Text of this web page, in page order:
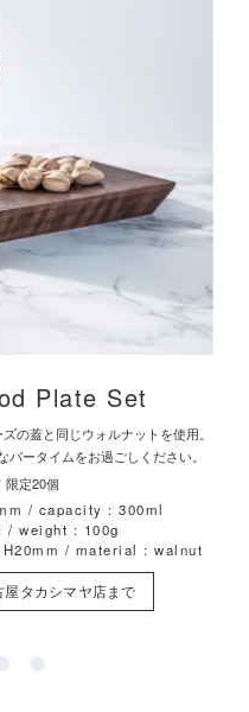
Plate Set
の蓋と同じウォルナットを使用。
ータイムをお過ごしください。
限定20個
/ capacity : 300ml
weight : 100g
/ material : walnut
タカシマヤ店まで